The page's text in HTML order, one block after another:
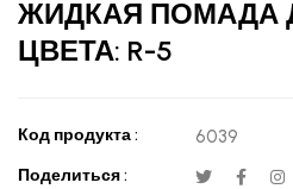
ЖИДКАЯ ПОМАДА
ЦВЕТА: R-5
Код продукта : 6039
Поделиться :